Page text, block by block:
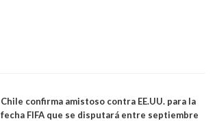
Chile confirma amistoso contra EE.UU. para la
fecha FIFA que se disputará entre septiembre